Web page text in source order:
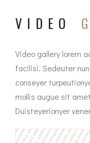
VIDEO
Video gallery lorem
facilisi. Sedeuter
conseyer
mollis augue sit
Duisteyerionyer